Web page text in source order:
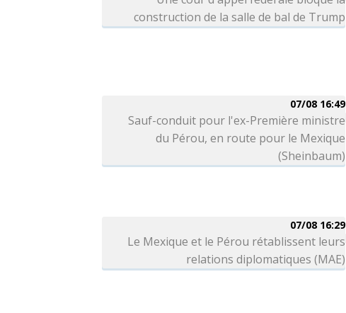
construction de la salle de bal de Trump
07/08 16:49
Sauf-conduit pour l'ex-Première ministre
du Pérou, en route pour le Mexique
(Sheinbaum)
07/08 16:29
Le Mexique et le Pérou rétablissent leurs
relations diplomatiques (MAE)